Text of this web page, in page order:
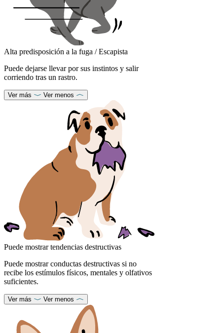
Alta predisposición a la fuga / Escapista
Puede dejarse llevar por sus instintos y salir
corriendo tras un rastro.
Ver más Ver menos
Puede mostrar tendencias destructivas
Puede mostrar conductas destructivas si no
recibe los estímulos físicos, mentales y olfativos
suficientes.
Ver más Ver menos